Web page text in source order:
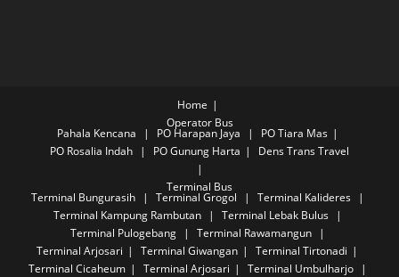
Home
Operator Bus
Pahala Kencana PO Harapan Jaya
PO Tiara Mas
PO Rosalia Indah
PO Gunung Harta Dens Trans Travel
Terminal Bus
Terminal Bungurasih Terminal Grogol
Terminal Kalideres
Terminal Kampung Rambutan
Terminal Lebak Bulus
Terminal Pulogebang
Terminal Rawamangun
Terminal Arjosari
Terminal Giwangan
Terminal Tirtonadi
Terminal Cicaheum
Terminal Arjosari
Terminal Umbulharjo